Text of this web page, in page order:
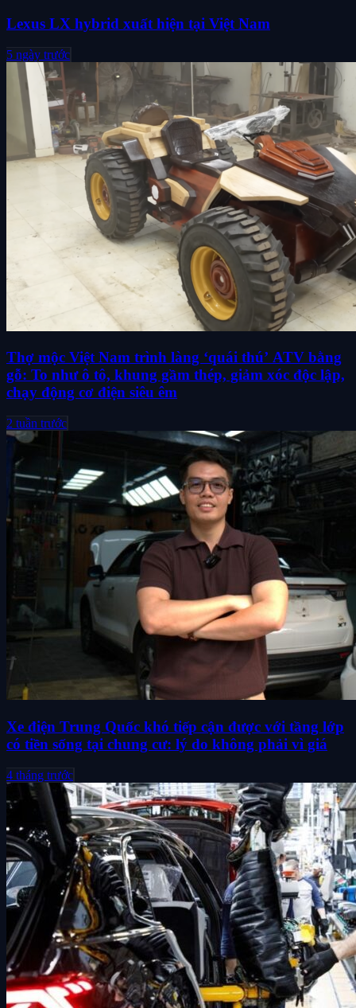
Lexus LX hybrid xuất hiện tại Việt Nam
5 ngày trước
Thợ mộc Việt Nam trình làng ‘quái thú’ ATV bằng
gỗ: To như ô tô, khung gầm thép, giảm xóc độc lập,
chạy động cơ điện siêu êm
2 tuần trước
Xe điện Trung Quốc khó tiếp cận được với tầng lớp
có tiền sống tại chung cư: lý do không phải vì giá
4 tháng trước